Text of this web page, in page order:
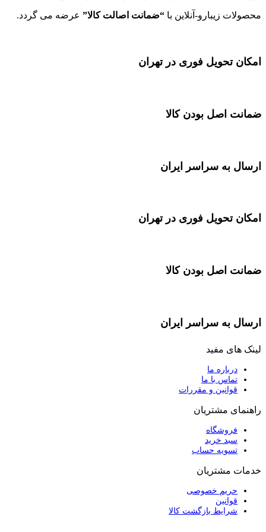
محصولات زیبارو-آنلاین با “ضمانت اصالت کالا” عرضه می گردد.
امکان تحویل فوری در تهران
ضمانت اصل بودن کالا
ارسال به سراسر ایران
امکان تحویل فوری در تهران
ضمانت اصل بودن کالا
ارسال به سراسر ایران
لینک های مفید
درباره ما
تماس با ما
قوانین و مقررات
راهنمای مشتریان
فروشگاه
سبد خرید
تسویه حساب
خدمات مشتریان
حریم خصوصی
قوانین
شرایط بازگشت کالا